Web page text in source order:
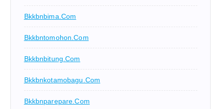
Bkkbnbima.com
Bkkbntomohon.com
Bkkbnbitung.com
Bkkbnkotamobagu.com
Bkkbnparepare.com